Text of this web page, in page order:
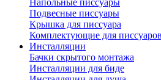
Напольные писсуары
Подвесные писсуары
Крышка для писсуара
Комплектующие для писсуаров
Инсталляции
Бачки скрытого монтажа
Инсталляции для биде